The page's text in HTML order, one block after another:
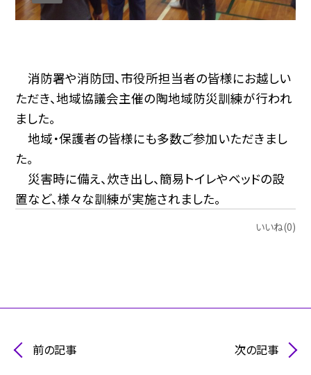
消防署や消防団、市役所担当者の皆様にお越しい
ただき、地域協議会主催の陶地域防災訓練が行われ
ました。
地域・保護者の皆様にも多数ご参加いただきまし
た。
災害時に備え、炊き出し、簡易トイレやベッドの設
置など、様々な訓練が実施されました。
いいね(0)
前の記事 次の記事